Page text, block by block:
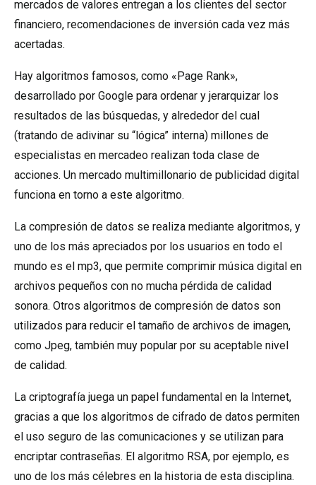
mercados de valores entregan a los clientes del sector
financiero, recomendaciones de inversión cada vez más
acertadas.
Hay algoritmos famosos, como «Page Rank»,
desarrollado por Google para ordenar y jerarquizar los
resultados de las búsquedas, y alrededor del cual
(tratando de adivinar su “lógica” interna) millones de
especialistas en mercadeo realizan toda clase de
acciones. Un mercado multimillonario de publicidad digital
funciona en torno a este algoritmo.
La compresión de datos se realiza mediante algoritmos, y
uno de los más apreciados por los usuarios en todo el
mundo es el mp3, que permite comprimir música digital en
archivos pequeños con no mucha pérdida de calidad
sonora. Otros algoritmos de compresión de datos son
utilizados para reducir el tamaño de archivos de imagen,
como Jpeg, también muy popular por su aceptable nivel
de calidad.
La criptografía juega un papel fundamental en la Internet,
gracias a que los algoritmos de cifrado de datos permiten
el uso seguro de las comunicaciones y se utilizan para
encriptar contraseñas. El algoritmo RSA, por ejemplo, es
uno de los más célebres en la historia de esta disciplina.